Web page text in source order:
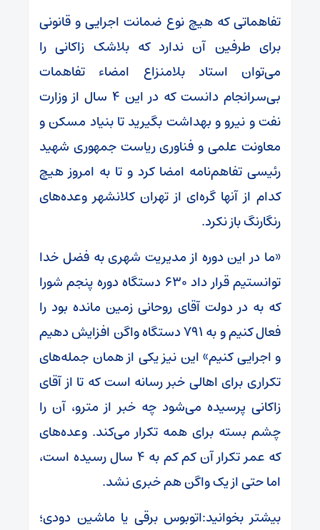
تفاهماتی که هیچ نوع ضمانت اجرایی و قانونی
برای طرفین آن ندارد که بلاشک زاکانی را
می‌توان استاد بلامنزاع امضاء تفاهمات
بی‌سرانجام دانست که در این ۴ سال از وزارت
نفت و نیرو و بهداشت بگیرید تا بنیاد مسکن و
معاونت علمی و فناوری ریاست جمهوری شهید
رئیسی تفاهم‌نامه امضا کرد و تا به امروز هیچ
کدام از آنها گره‌ای از تهران کلانشهر وعده‌های
رنگارنگ باز نکرد.
«ما در این دوره از مدیریت شهری به فضل خدا
توانستیم قرار داد ۶۳۰ دستگاه دوره پنجم شورا
که به در دولت آقای روحانی زمین مانده بود را
فعال کنیم و به ۷۹۱ دستگاه واگن افزایش دهیم
و اجرایی کنیم» این نیز یکی از همان جمله‌های
تکراری برای اهالی خبر رسانه است که تا از آقای
زاکانی پرسیده می‌شود چه خبر از مترو، آن را
چشم بسته برای همه تکرار می‌کند. وعده‌های
که عمر تکرار آن کم کم به ۴ سال رسیده است،
اما حتی از یک واگن هم خبری نشد.
بیشتر بخوانید:اتوبوس برقی یا ماشین دودی؛